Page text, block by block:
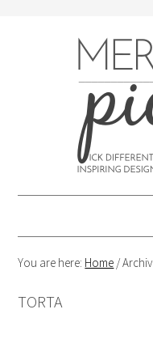
You are here: Home /
TORTA